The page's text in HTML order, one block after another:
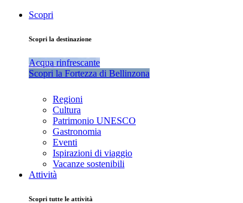
Scopri
Scopri la destinazione
Acqua rinfrescante
Scopri la Fortezza di Bellinzona
Regioni
Cultura
Patrimonio UNESCO
Gastronomia
Eventi
Ispirazioni di viaggio
Vacanze sostenibili
Attività
Scopri tutte le attività